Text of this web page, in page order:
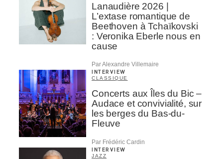
Lanaudière 2026 |
L’extase romantique de
Beethoven à Tchaïkovski
: Veronika Eberle nous en
cause
Par Alexandre Villemaire
INTERVIEW
CLASSIQUE
Concerts aux Îles du Bic –
Audace et convivialité, sur
les berges du Bas-du-
Fleuve
Par Frédéric Cardin
INTERVIEW
JAZZ